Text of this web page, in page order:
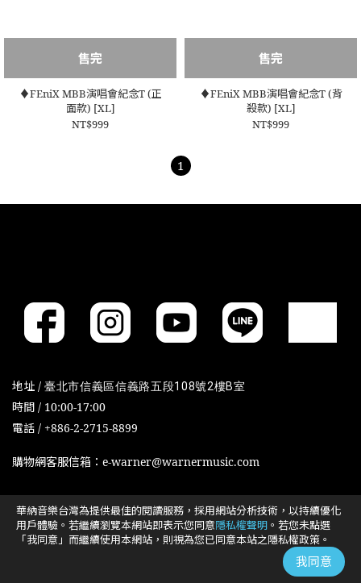
售完
♦️FEniX MBB演唱會紀念T (正
面款) [XL]
NT$999
售完
♦️FEniX MBB演唱會紀念T (背
殺款) [XL]
NT$999
1
地址 / 臺北市信義區信義路五段108號2樓B室
時間 / 10:00-17:00
電話 / +886-2-2715-8899
購物網客服信箱：e-warner@warnermusic.com
Cookies政策 Cookies设置
華納音樂台灣為提供最佳的閱讀服務，採用網站分析技術，以持續優化
用戶體驗。若繼續瀏覽本網站即表示您同意隱私權聲明 。若您未點選
「我同意」而繼續使用本網站，則視為您已同意本站之隱私權政策。
我同意